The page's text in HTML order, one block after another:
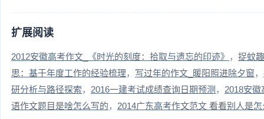
扩展阅读
2012安徽高考作文_《时光的刻度：拾取与遗忘的印迹》
捉蚊
思：基于年度工作的经验梳理
写过年的作文_暖阳照进除夕窗
研分析与路径探索
2016一建考试成绩查询日期预测
2018安
语作文题目是啥怎么写的
2014广东高考作文范文 看看别人是